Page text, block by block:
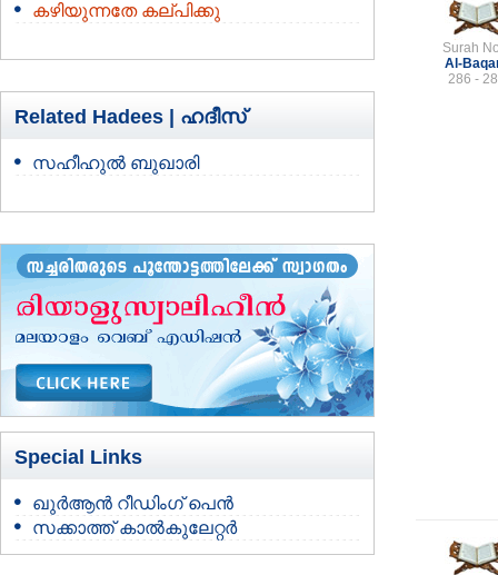
കഴിയുന്നതേ കല്പിക്കു
Related Hadees | ഹദീസ്
സഹീഹുല്‍ ബുഖാരി
Special Links
ഖുർആൻ റീഡിംഗ് പെൻ
സക്കാത്ത് കാൽകുലേറ്റർ
Surah
Al-
286 -